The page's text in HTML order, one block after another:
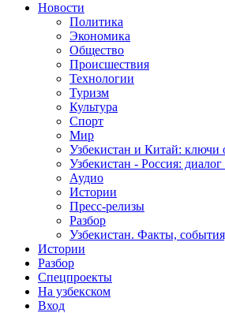
Новости
Политика
Экономика
Общество
Происшествия
Технологии
Туризм
Культура
Спорт
Мир
Узбекистан и Китай: ключи
Узбекистан - Россия: диалог
Аудио
Истории
Пресс-релизы
Разбор
Узбекистан. Факты,
Истории
Разбор
Спецпроекты
На узбекском
Вход